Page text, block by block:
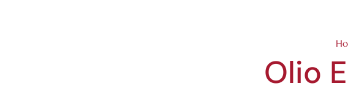
Olio